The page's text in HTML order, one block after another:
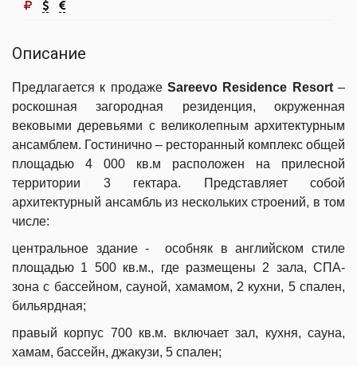
Описание
Предлагается к продаже Sareevo Residence Resort–
роскошная загородная резиденция, окруженная
вековыми деревьями с великолепным архитектурным
ансамблем. Гостинично – ресторанный комплекс общей
площадью 4 000 кв.м расположен на прилесной
территории 3 гектара. Представляет собой
архитектурный ансамбль из нескольких строений, в том
числе:
центральное здание - особняк в английском стиле
площадью 1 500 кв.м., где размещены 2 зала, СПА-
зона с бассейном, сауной, хамамом, 2 кухни, 5 спален,
бильярдная;
правый корпус 700 кв.м. включает зал, кухня, сауна,
хамам, бассейн, джакузи, 5 спален;